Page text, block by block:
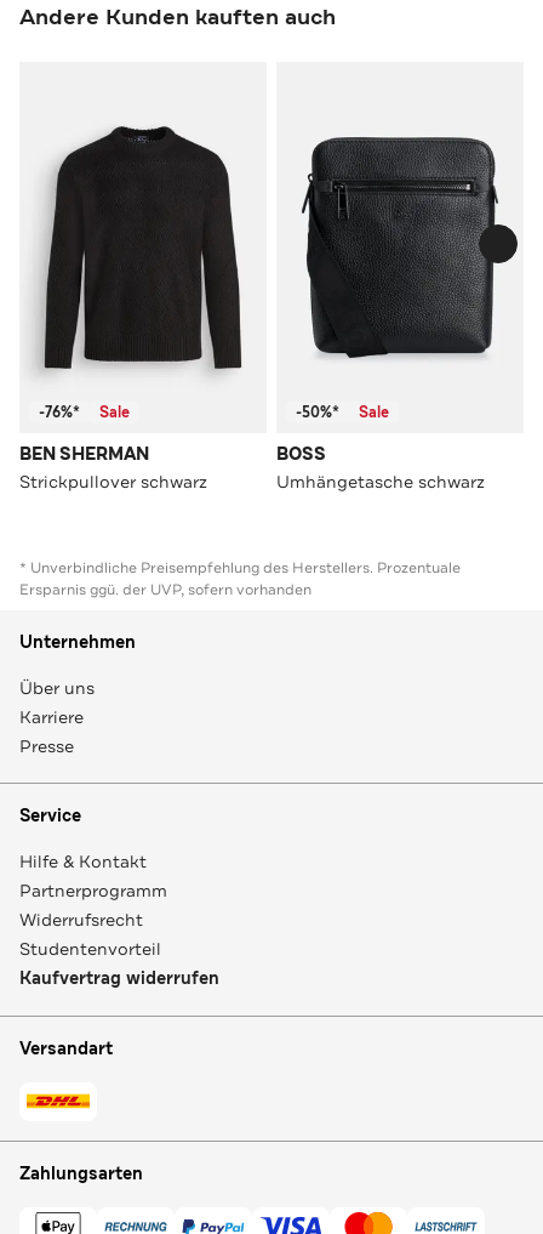
Andere Kunden kauften auch
-76%* Sale
BEN SHERMAN
Strickpullover schwarz
-50%* Sale
BOSS
Umhängetasche schwarz
* Unverbindliche Preisempfehlung des Herstellers. Prozentuale
Ersparnis ggü. der UVP, sofern vorhanden
Unternehmen
Über uns
Karriere
Presse
Service
Hilfe & Kontakt
Partnerprogramm
Widerrufsrecht
Studentenvorteil
Kaufvertrag widerrufen
Versandart
Zahlungsarten